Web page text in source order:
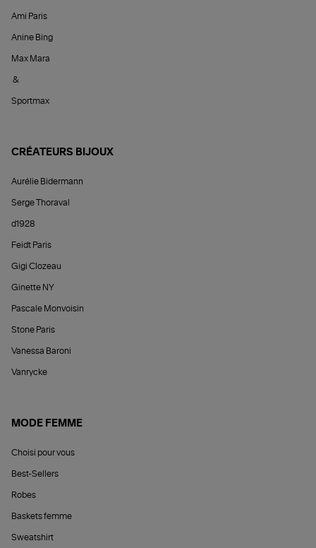
Ami Paris
Anine Bing
Max Mara
&
Sportmax
CRÉATEURS BIJOUX
Aurélie Bidermann
Serge Thoraval
d1928
Feidt Paris
Gigi Clozeau
Ginette NY
Pascale Monvoisin
Stone Paris
Vanessa Baroni
Vanrycke
MODE FEMME
Choisi pour vous
Best-Sellers
Robes
Baskets femme
Sweatshirt